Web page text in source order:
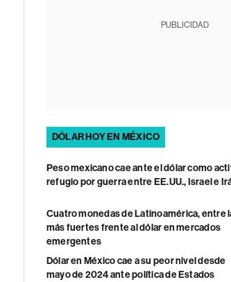
PUBLICIDAD
DÓLAR HOY EN MÉXICO
Peso mexicano cae ante el dólar como
refugio por guerra entre EE.UU., Israel e
Cuatro monedas de Latinoamérica, entre
más fuertes frente al dólar en mercados
emergentes
Dólar en México cae a su peor nivel desde
mayo de 2024 ante política de Estados